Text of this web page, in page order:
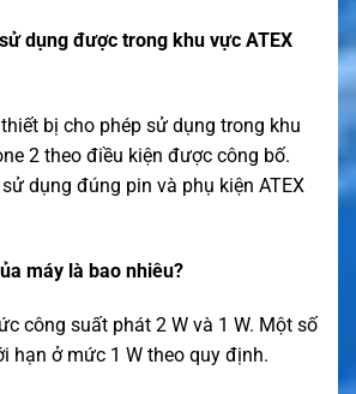
dụng được trong khu vực ATEX
bị cho phép sử dụng trong khu
2 theo điều kiện được công bố.
dụng đúng pin và phụ kiện ATEX
máy là bao nhiêu?
công suất phát 2 W và 1 W. Một số
hạn ở mức 1 W theo quy định.